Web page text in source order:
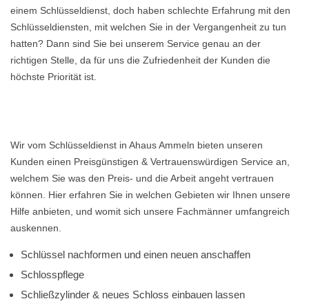
einem Schlüsseldienst, doch haben schlechte Erfahrung mit den
Schlüsseldiensten, mit welchen Sie in der Vergangenheit zu tun
hatten? Dann sind Sie bei unserem Service genau an der
richtigen Stelle, da für uns die Zufriedenheit der Kunden die
höchste Priorität ist.
Wir vom Schlüsseldienst in Ahaus Ammeln bieten unseren
Kunden einen Preisgünstigen & Vertrauenswürdigen Service an,
welchem Sie was den Preis- und die Arbeit angeht vertrauen
können. Hier erfahren Sie in welchen Gebieten wir Ihnen unsere
Hilfe anbieten, und womit sich unsere Fachmänner umfangreich
auskennen.
Schlüssel nachformen und einen neuen anschaffen
Schlosspflege
Schließzylinder & neues Schloss einbauen lassen